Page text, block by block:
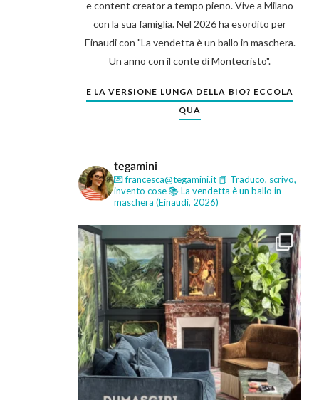
e content creator a tempo pieno. Vive a Milano
con la sua famiglia. Nel 2026 ha esordito per
Einaudi con "La vendetta è un ballo in maschera.
Un anno con il conte di Montecristo".
E LA VERSIONE LUNGA DELLA BIO? ECCOLA
QUA
tegamini
💌 francesca@tegamini.it 📕 Traduco, scrivo,
invento cose📚 La vendetta è un ballo in
maschera (Einaudi, 2026)